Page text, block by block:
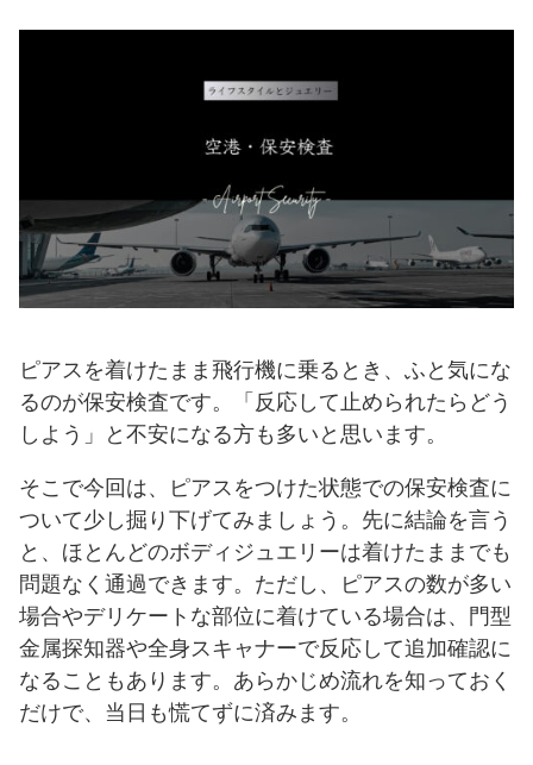
ピアスを着けたまま飛行機に乗るとき、ふと気にな
るのが保安検査です。「反応して止められたらどう
しよう」と不安になる方も多いと思います。
そこで今回は、ピアスをつけた状態での保安検査に
ついて少し掘り下げてみましょう。先に結論を言う
と、ほとんどのボディジュエリーは着けたままでも
問題なく通過できます。ただし、ピアスの数が多い
場合やデリケートな部位に着けている場合は、門型
金属探知器や全身スキャナーで反応して追加確認に
なることもあります。あらかじめ流れを知っておく
だけで、当日も慌てずに済みます。